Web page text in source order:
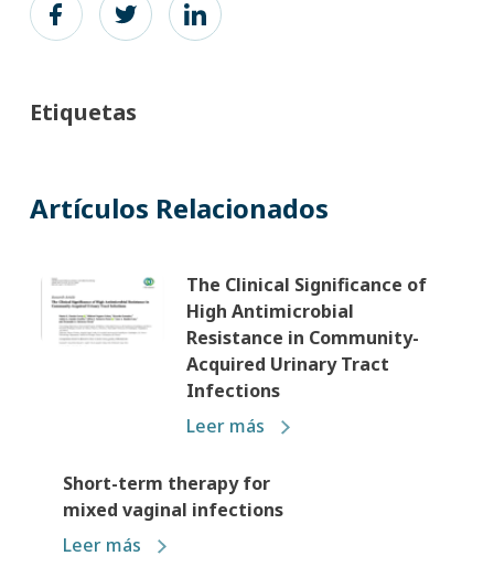
Etiquetas
Artículos Relacionados
The Clinical Significance of
High Antimicrobial
Resistance in Community-
Acquired Urinary Tract
Infections
Leer más
Short-term therapy for
mixed vaginal infections
Leer más